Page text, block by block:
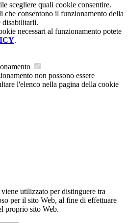
scegliere quali cookie consentire.
che consentono il funzionamento della
disabilitarli.
necessari al funzionamento potete
.
non possono essere
l'elenco nella pagina della cookie
utilizzato per distinguere tra
per il sito Web, al fine di effettuare
proprio sito Web.